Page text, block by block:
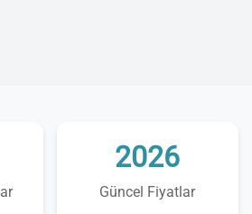
2026
Güncel Fiyatlar